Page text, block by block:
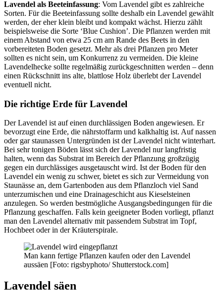
Lavendel als Beeteinfassung: Vom Lavendel gibt es zahlreiche
Sorten. Für die Beeteinfassung sollte deshalb ein Lavendel gewählt
werden, der eher klein bleibt und kompakt wächst. Hierzu zählt
beispielsweise die Sorte ‘Blue Cushion’. Die Pflanzen werden mit
einem Abstand von etwa 25 cm am Rande des Beets in den
vorbereiteten Boden gesetzt. Mehr als drei Pflanzen pro Meter
sollten es nicht sein, um Konkurrenz zu vermeiden. Die kleine
Lavendelhecke sollte regelmäßig zurückgeschnitten werden – denn
einen Rückschnitt ins alte, blattlose Holz überlebt der Lavendel
eventuell nicht.
Die richtige Erde für Lavendel
Der Lavendel ist auf einen durchlässigen Boden angewiesen. Er
bevorzugt eine Erde, die nährstoffarm und kalkhaltig ist. Auf nassen
oder gar staunassen Untergründen ist der Lavendel nicht winterhart.
Bei sehr tonigen Böden lässt sich der Lavendel nur langfristig
halten, wenn das Substrat im Bereich der Pflanzung großzügig
gegen ein durchlässiges ausgetauscht wird. Ist der Boden für den
Lavendel ein wenig zu schwer, bietet es sich zur Vermeidung von
Staunässe an, dem Gartenboden aus dem Pflanzloch viel Sand
unterzumischen und eine Drainageschicht aus Kieselsteinen
anzulegen. So werden bestmögliche Ausgangsbedingungen für die
Pflanzung geschaffen. Falls kein geeigneter Boden vorliegt, pflanzt
man den Lavendel alternativ mit passendem Substrat im Topf,
Hochbeet oder in der Kräuterspirale.
Man kann fertige Pflanzen kaufen oder den Lavendel
aussäen [Foto: rigsbyphoto/ Shutterstock.com]
Lavendel säen